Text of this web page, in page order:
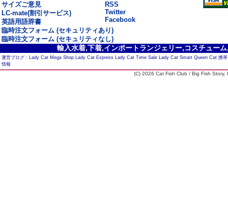
サイズご意見
LC-mate(割引サービス)
英語用語辞書
RSS
Twitter
Facebook
臨時注文フォーム (セキュリティあり)
臨時注文フォーム (セキュリティなし)
輸入水着,下着,インポートランジェリー,コスチュー
運営ブログ : Lady Cat Mega Shop Lady Cat Express Lady Cat Time Sale Lady Cat Smart Queen Cat 携
情報
(C) 2026 Cat Fish Club / Big Fish Story,